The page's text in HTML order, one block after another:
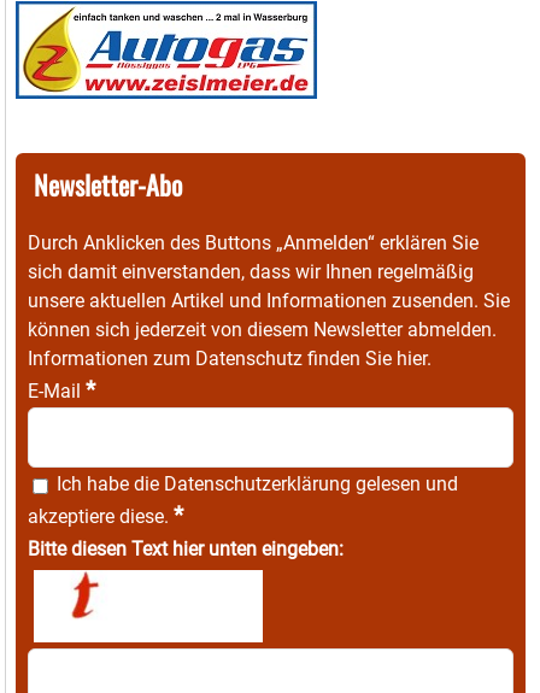
Newsletter-Abo
Durch Anklicken des Buttons „Anmelden“ erklären Sie
sich damit einverstanden, dass wir Ihnen regelmäßig
unsere aktuellen Artikel und Informationen zusenden. Sie
können sich jederzeit von diesem Newsletter abmelden.
Informationen zum Datenschutz finden Sie hier.
E-Mail *
Ich habe die Datenschutzerklärung gelesen und
akzeptiere diese. *
Bitte diesen Text hier unten eingeben: